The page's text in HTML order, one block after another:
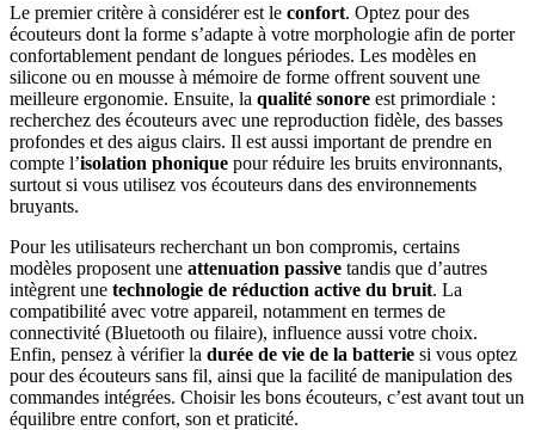
Le premier critère à considérer est le confort. Optez pour des
écouteurs dont la forme s’adapte à votre morphologie afin de porter
confortablement pendant de longues périodes. Les modèles en
silicone ou en mousse à mémoire de forme offrent souvent une
meilleure ergonomie. Ensuite, la qualité sonore est primordiale :
recherchez des écouteurs avec une reproduction fidèle, des basses
profondes et des aigus clairs. Il est aussi important de prendre en
compte l’isolation phonique pour réduire les bruits environnants,
surtout si vous utilisez vos écouteurs dans des environnements
bruyants.
Pour les utilisateurs recherchant un bon compromis, certains
modèles proposent une attenuation passive tandis que d’autres
intègrent une technologie de réduction active du bruit. La
compatibilité avec votre appareil, notamment en termes de
connectivité (Bluetooth ou filaire), influence aussi votre choix.
Enfin, pensez à vérifier la durée de vie de la batterie si vous optez
pour des écouteurs sans fil, ainsi que la facilité de manipulation des
commandes intégrées. Choisir les bons écouteurs, c’est avant tout un
équilibre entre confort, son et praticité.